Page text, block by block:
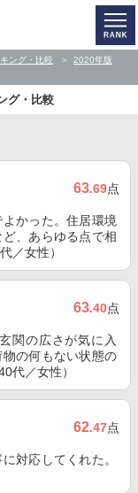
ング・比較
2020年版
グ・比較
63.69点
かった。住居環境
、あらゆる点で相
／女性）
63.40点
関の広さが気に入
の何もない状態の
代／女性）
62.47点
対応してくれた。